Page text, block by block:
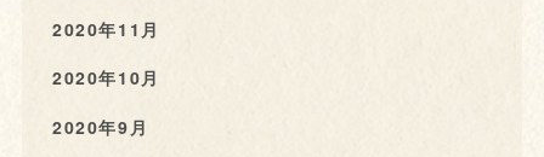
2020年11月
2020年10月
2020年9月